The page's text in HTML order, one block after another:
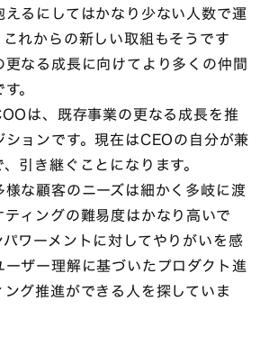
えるにしてはかなり少ない人数で運
れからの新しい取組もそうです
更なる成長に向けてより多くの仲間
。
は、既存事業の更なる成長を推
ョンです。現在はCEOの自分が兼
引き継ぐことになります。
な顧客のニーズは細かく多岐に渡
ィングの難易度はかなり高いで
ワーメントに対してやりがいを感
ーザー理解に基づいたプロダクト進
グ推進ができる人を探していま